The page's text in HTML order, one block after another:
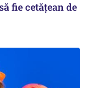
fie cetățean de